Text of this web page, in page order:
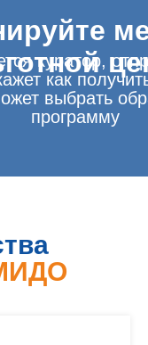
куратор,
как
выбрать
программу